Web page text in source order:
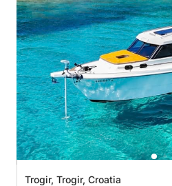
Trogir, Trogir, Croatia